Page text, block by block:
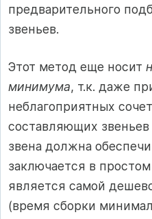
предварительного
звеньев.
Этот метод еще носит
минимума, т.к. даже
неблагоприятных
составляющих
звена должна
заключается в
является самой
(время сборки